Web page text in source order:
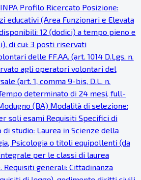
Profilo Ricercato Posizione:
educativi (Area Funzionari e Elevata
12 (dodici) a tempo pieno e
di cui: 3 posti riservati
delle FF.AA. (art. 1014 D.Lgs. n.
agli operatori volontari del
(art. 1, comma 9-bis, D.L. n.
determinato di 24 mesi, full-
(BA) Modalità di selezione:
soli esami Requisiti Specifici di
studio: Laurea in Scienze della
Psicologia o titoli equipollenti (da
per le classi di laurea
Requisiti generali: Cittadinanza